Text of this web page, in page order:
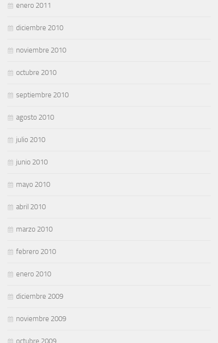
enero 2011
diciembre 2010
noviembre 2010
octubre 2010
septiembre 2010
agosto 2010
julio 2010
junio 2010
mayo 2010
abril 2010
marzo 2010
febrero 2010
enero 2010
diciembre 2009
noviembre 2009
octubre 2009